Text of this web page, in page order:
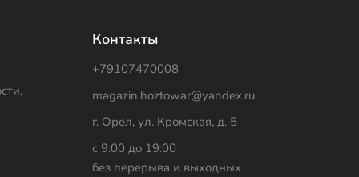
Контакты
+79107470008
magazin.hoztowar@yandex.ru
г. Орел, ул. Кромская, д. 5
с 9:00 до 19:00
без перерыва и выходных